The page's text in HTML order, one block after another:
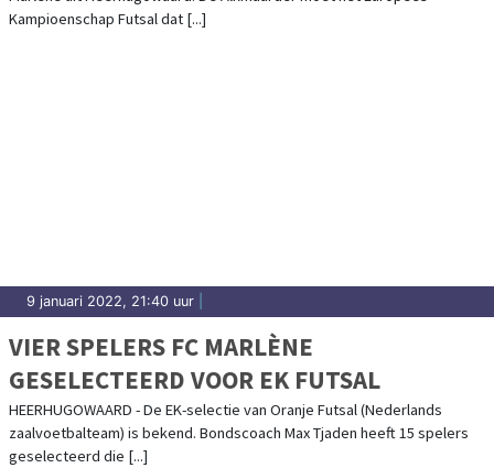
Kampioenschap Futsal dat [...]
9 januari 2022, 21:40 uur
VIER SPELERS FC MARLÈNE
GESELECTEERD VOOR EK FUTSAL
HEERHUGOWAARD - De EK-selectie van Oranje Futsal (Nederlands
zaalvoetbalteam) is bekend. Bondscoach Max Tjaden heeft 15 spelers
geselecteerd die [...]